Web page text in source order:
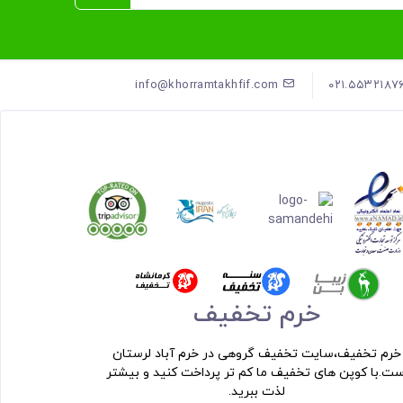
info@khorramtakhfif.com
خرم تخفیف
خرم تخفیف،سایت تخفیف گروهی در خرم آباد لرستان
کوپن های تخفیف ما کم تر پرداخت کنید و بیشتر
لذت ببرید.